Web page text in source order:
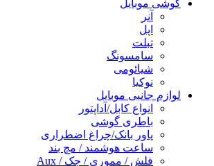
گوشی موبایل
آنر
اپل
تبلت
سامسونگ
شیائومی
نوکیا
لوازم جانبی موبایل
انواع کابل/آداپتور
باطری گوشی
پاور بانک/چراغ اضطراری
ساعت هوشمند / مچ بند
فلش / مموری / جک / Aux